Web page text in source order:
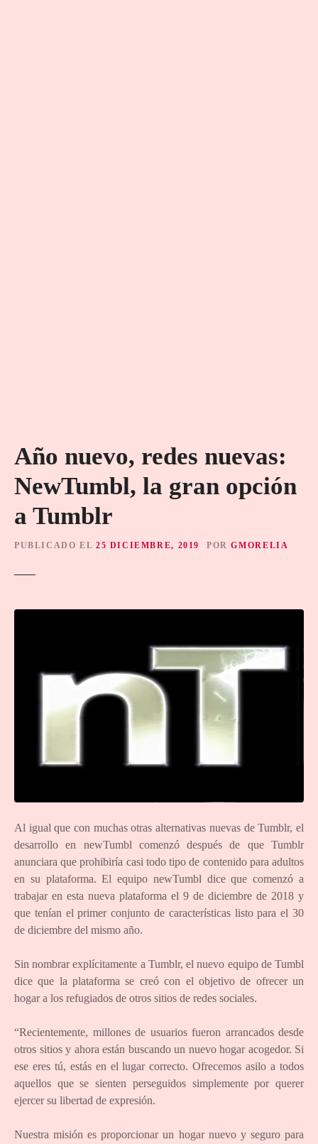
Año nuevo, redes nuevas:
NewTumbl, la gran opción
a Tumblr
PUBLICADO EL 25 DICIEMBRE, 2019 POR GMORELIA
Al igual que con muchas otras alternativas nuevas de Tumblr, el
desarrollo en newTumbl comenzó después de que Tumblr
anunciara que prohibiría casi todo tipo de contenido para adultos
en su plataforma. El equipo newTumbl dice que comenzó a
trabajar en esta nueva plataforma el 9 de diciembre de 2018 y
que tenían el primer conjunto de características listo para el 30
de diciembre del mismo año.
Sin nombrar explícitamente a Tumblr, el nuevo equipo de Tumbl
dice que la plataforma se creó con el objetivo de ofrecer un
hogar a los refugiados de otros sitios de redes sociales.
“Recientemente, millones de usuarios fueron arrancados desde
otros sitios y ahora están buscando un nuevo hogar acogedor. Si
ese eres tú, estás en el lugar correcto. Ofrecemos asilo a todos
aquellos que se sienten perseguidos simplemente por querer
ejercer su libertad de expresión.
Nuestra misión es proporcionar un hogar nuevo y seguro para